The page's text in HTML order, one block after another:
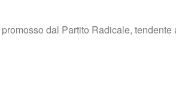
dal Partito Radicale,